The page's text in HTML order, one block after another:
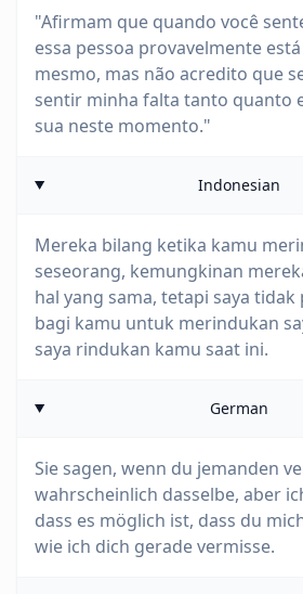
"Afirmam que quando você
essa pessoa provavelmente
mesmo, mas não acredito que
sentir minha falta tanto quanto
sua neste momento."
Indonesian
Mereka bilang ketika kamu
seseorang, kemungkinan
hal yang sama, tetapi saya
bagi kamu untuk merindukan
saya rindukan kamu saat ini.
German
Sie sagen, wenn du jemanden
wahrscheinlich dasselbe, aber
dass es möglich ist, dass du
wie ich dich gerade vermisse.